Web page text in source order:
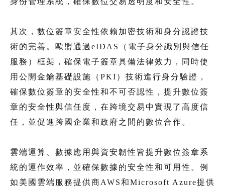
其次，數位簽章安全性依賴加密技術和身分認證技
術的完善。歐盟通過eIDAS（電子身分識別與信任
服務）框架，確保電子簽章具備法律效力，同時使
用公開金鑰基礎設施（PKI）技術進行身分驗證，
確保數位簽章的安全性和不可否認性，提升數位簽
章的安全性與信任度，在跨境交易中實現了高度信
任，並促進跨國企業和政府之間的數位合作。
雲端運算、數據應用與資安韌性皆提升數位簽章系
統的運作效率，並確保數據的安全性和可用性。例
如美國雲端服務提供商AWS和Microsoft Azure提供